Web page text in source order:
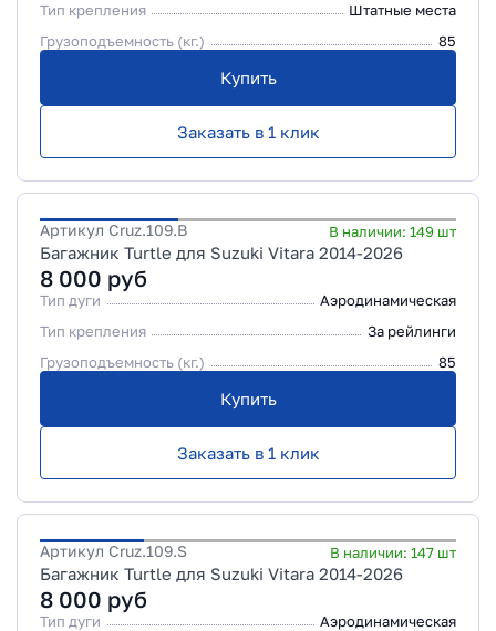
Тип крепления
Штатные места
Грузоподъемность (кг.)
85
Купить
Заказать в 1 клик
Артикул Cruz.109.B В наличии: 149 шт
Багажник Turtle для Suzuki Vitara 2014-2026
8 000 руб
Тип дуги
Аэродинамическая
Тип крепления
За рейлинги
Грузоподъемность (кг.)
85
Купить
Заказать в 1 клик
Артикул Cruz.109.S В наличии: 147 шт
Багажник Turtle для Suzuki Vitara 2014-2026
8 000 руб
Тип дуги
Аэродинамическая